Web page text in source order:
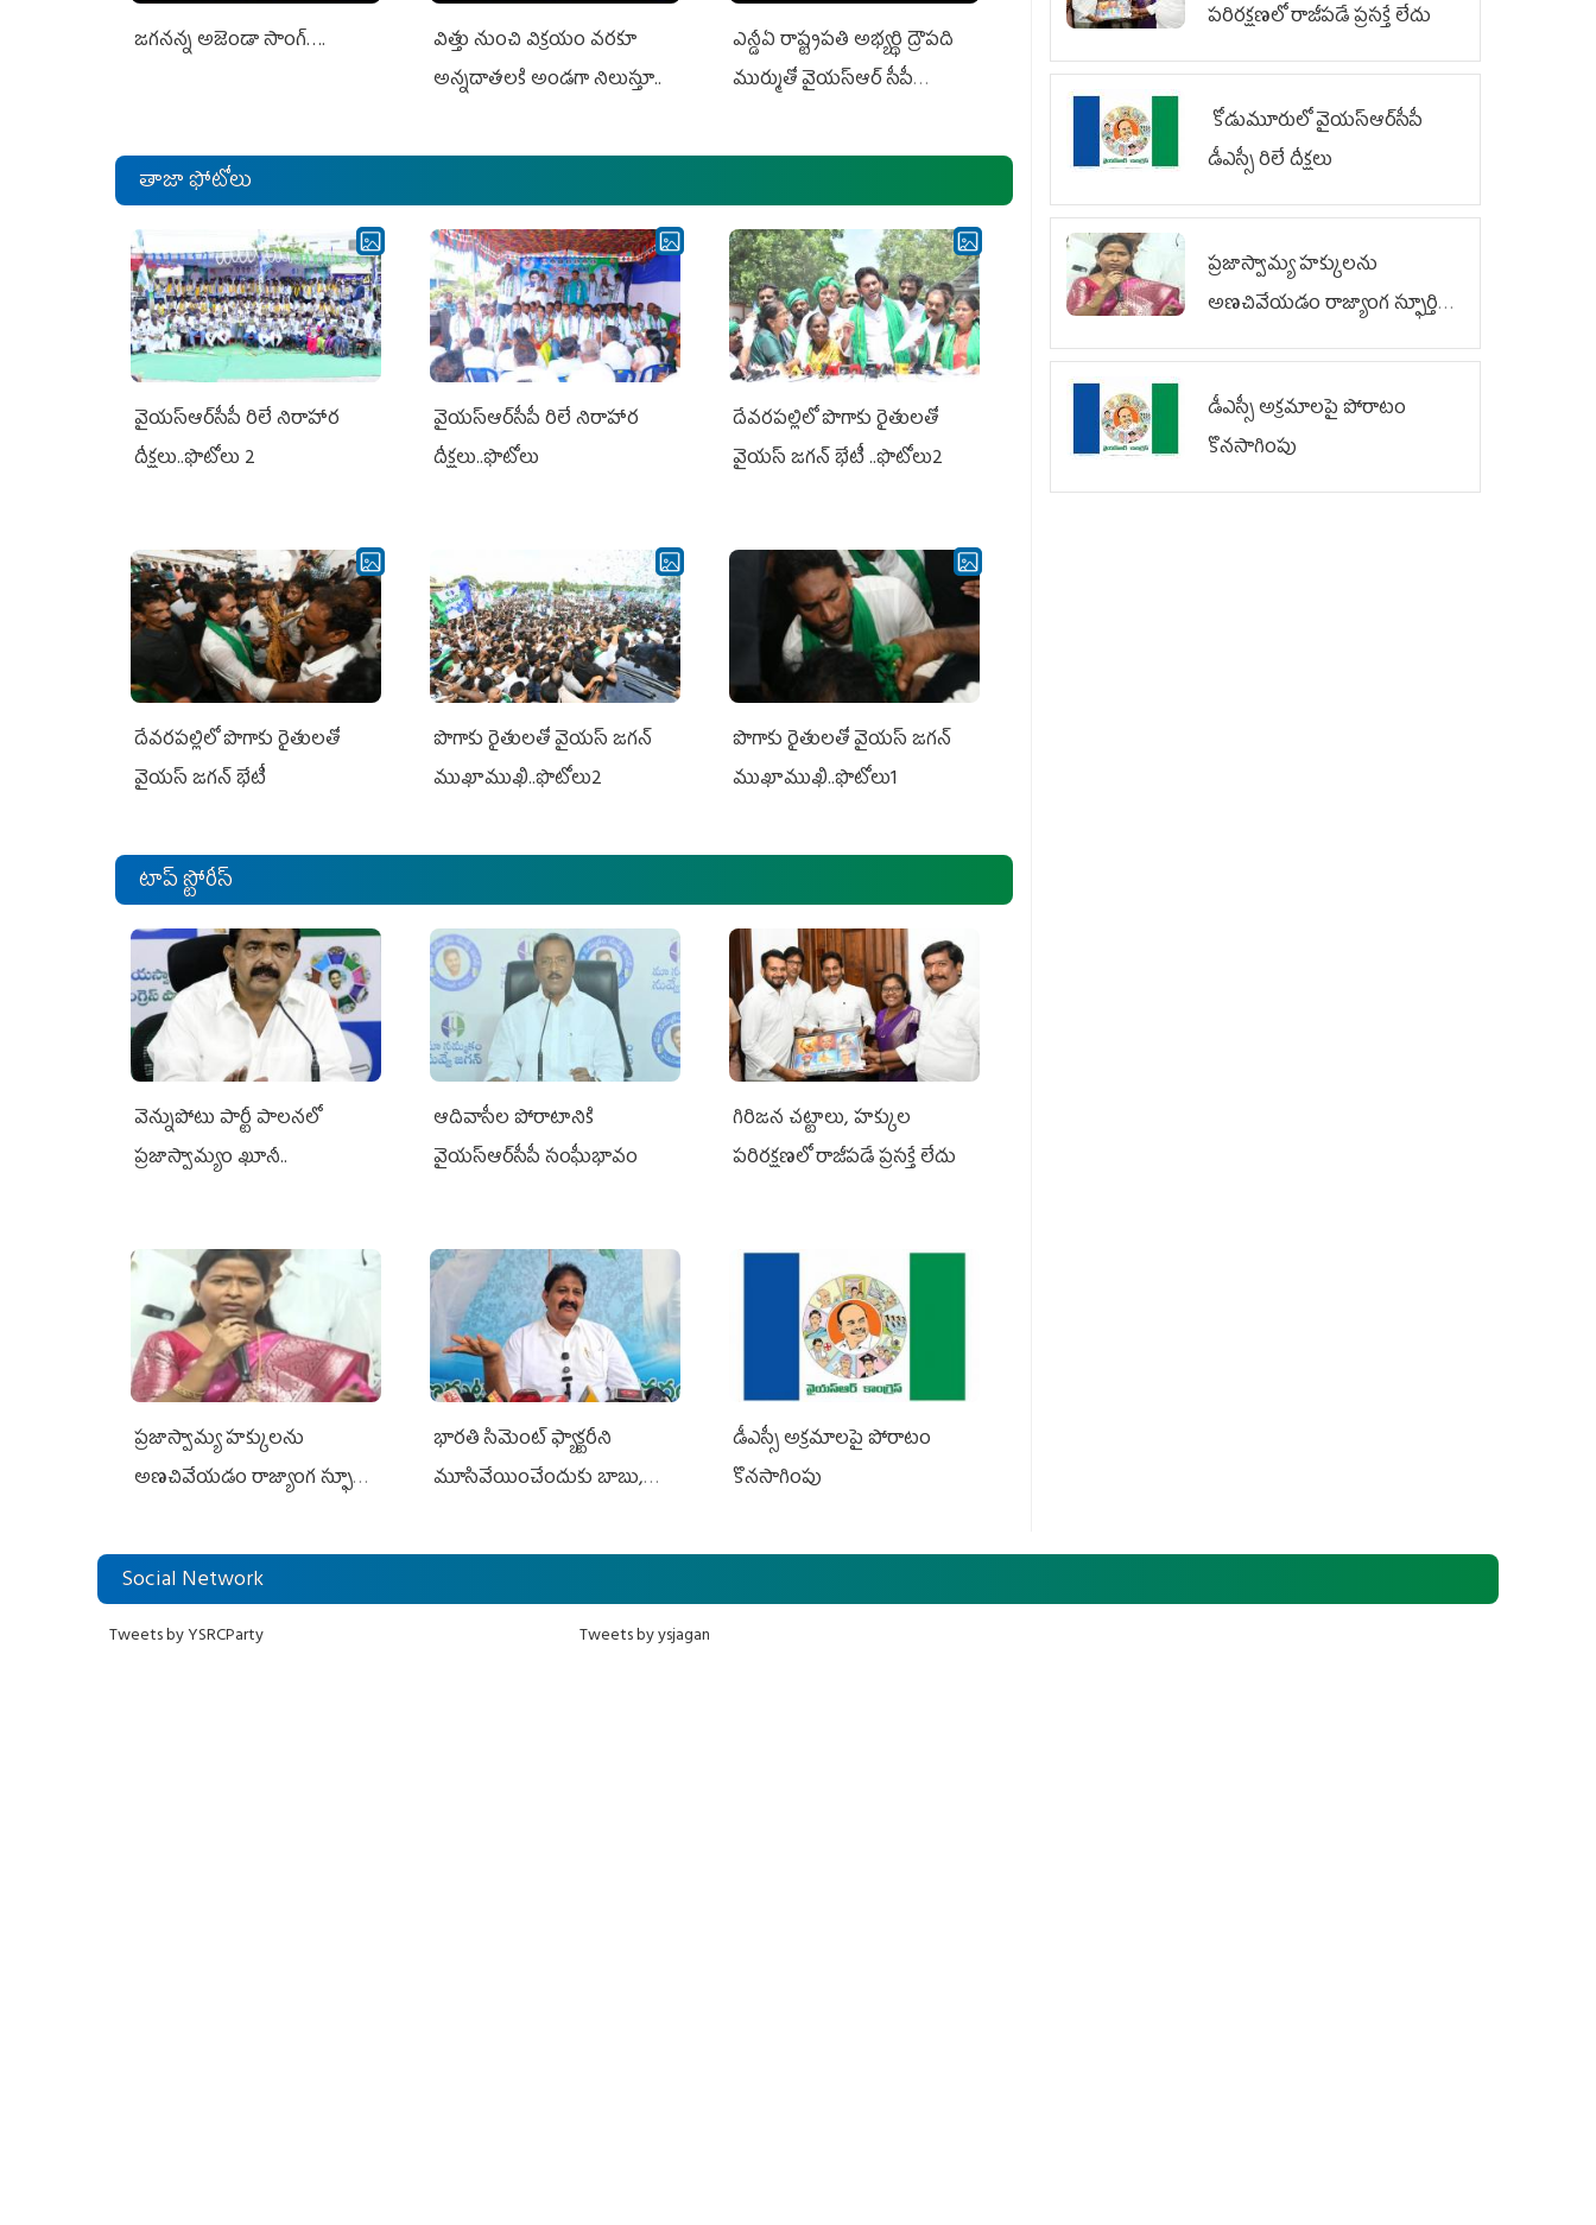
జగనన్న అజెండా సాంగ్….
విత్తు నుంచి విక్రయం వరకూ
అన్నదాతలకి అండగా నిలుస్తూ..
ఎన్డీఏ రాష్ట్ర‌ప‌తి అభ్య‌ర్థి ద్రౌప‌ది
ముర్ముతో వైయ‌స్ఆర్ సీపీ
ఎమ్మెల్యేలు, ఎంపీల స‌మావేశం
తాజా ఫోటోలు
వైయ‌స్ఆర్‌సీపీ రిలే నిరాహార
దీక్షలు..ఫొటోలు 2
వైయ‌స్ఆర్‌సీపీ రిలే నిరాహార
దీక్షలు..ఫొటోలు
దేవరపల్లిలో పొగాకు రైతులతో
వైయస్ జగన్ భేటీ ..ఫొటోలు2
దేవరపల్లిలో పొగాకు రైతులతో
వైయస్ జగన్ భేటీ
పొగాకు రైతుల‌తో వైయ‌స్ జ‌గ‌న్
ముఖాముఖి..ఫొటోలు2
పొగాకు రైతుల‌తో వైయ‌స్ జ‌గ‌న్
ముఖాముఖి..ఫొటోలు1
టాప్ స్టోరీస్
వెన్నుపోటు పార్టీ పాలనలో
ప్రజాస్వామ్యం ఖూనీ..
ఆదివాసీల పోరాటానికి
వైయ‌స్ఆర్‌సీపీ సంఘీభావం
గిరిజన చట్టాలు, హక్కుల
పరిరక్షణలో రాజీపడే ప్రసక్తే లేదు
ప్రజాస్వామ్య హక్కులను
అణచివేయడం రాజ్యాంగ స్ఫూర్తికి
భారతి సిమెంట్ ఫ్యాక్టరీని
మూసివేయించేందుకు బాబు,
డీఎస్సీ అక్రమాలపై పోరాటం
కొనసాగింపు
పరిరక్షణలో రాజీపడే ప్రసక్తే లేదు
కోడుమూరులో వైయ‌స్ఆర్‌సీపీ
డీఎస్సీ రిలే దీక్షలు
ప్రజాస్వామ్య హక్కులను
అణచివేయడం రాజ్యాంగ స్ఫూర్తికి
విరుద్ధం
డీఎస్సీ అక్రమాలపై పోరాటం
కొనసాగింపు
Social Network
Tweets by YSRCParty Tweets by ysjagan